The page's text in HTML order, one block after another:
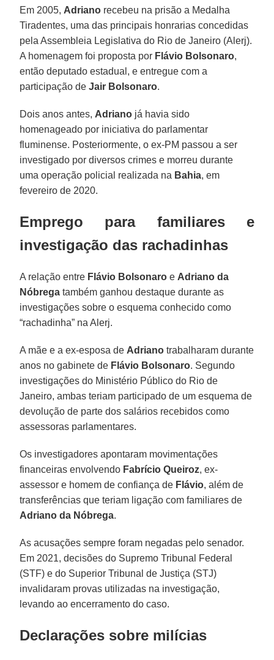
Em 2005, Adriano recebeu na prisão a Medalha
Tiradentes, uma das principais honrarias concedidas
pela Assembleia Legislativa do Rio de Janeiro (Alerj).
A homenagem foi proposta por Flávio Bolsonaro,
então deputado estadual, e entregue com a
participação deJair Bolsonaro.
Dois anos antes, Adriano já havia sido
homenageado por iniciativa do parlamentar
fluminense. Posteriormente, o ex-PM passou a ser
investigado por diversos crimes e morreu durante
uma operação policial realizada na Bahia, em
fevereiro de 2020.
Emprego para familiares e
investigação das rachadinhas
A relação entre Flávio Bolsonaro e Adriano da
Nóbrega também ganhou destaque durante as
investigações sobre o esquema conhecido como
“rachadinha” na Alerj.
A mãe e a ex-esposa de Adriano trabalharam durante
anos no gabinete de Flávio Bolsonaro. Segundo
investigações do Ministério Público do Rio de
Janeiro, ambas teriam participado de um esquema de
devolução de parte dos salários recebidos como
assessoras parlamentares.
Os investigadores apontaram movimentações
financeiras envolvendo Fabrício Queiroz, ex-
assessor e homem de confiança de Flávio, além de
transferências que teriam ligação com familiares de
Adriano da Nóbrega.
As acusações sempre foram negadas pelo senador.
Em 2021, decisões do Supremo Tribunal Federal
(STF) e do Superior Tribunal de Justiça (STJ)
invalidaram provas utilizadas na investigação,
levando ao encerramento do caso.
Declarações sobre milícias